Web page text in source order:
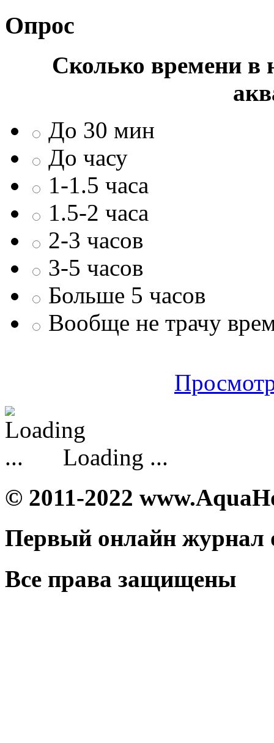
Опрос
Сколько времени в
До 30 мин
До часу
1-1.5 часа
1.5-2 часа
2-3 часов
3-5 часов
Больше 5 часов
Вообще не трачу
Loading ...
© 2011-2022
Первый онлайн журнал
Все права защищены